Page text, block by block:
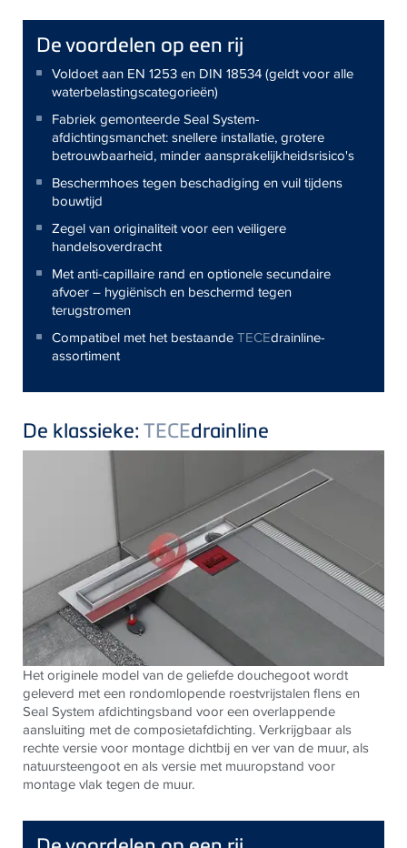
De voordelen op een rij
Voldoet aan EN 1253 en DIN 18534 (geldt voor alle
waterbelastingscategorieën)
Fabriek gemonteerde Seal System-
afdichtingsmanchet: snellere installatie, grotere
betrouwbaarheid, minder aansprakelijkheidsrisico's
Beschermhoes tegen beschadiging en vuil tijdens
bouwtijd
Zegel van originaliteit voor een veiligere
handelsoverdracht
Met anti-capillaire rand en optionele secundaire
afvoer – hygiënisch en beschermd tegen
terugstromen
Compatibel met het bestaandeTECEdrainline-
assortiment
De klassieke: TECEdrainline
Het originele model van de geliefde douchegoot wordt
geleverd met een rondomlopende roestvrijstalen flens en
Seal System afdichtingsband voor een overlappende
aansluiting met de composietafdichting. Verkrijgbaar als
rechte versie voor montage dichtbij en ver van de muur, als
natuursteengoot en als versie met muuropstand voor
montage vlak tegen de muur.